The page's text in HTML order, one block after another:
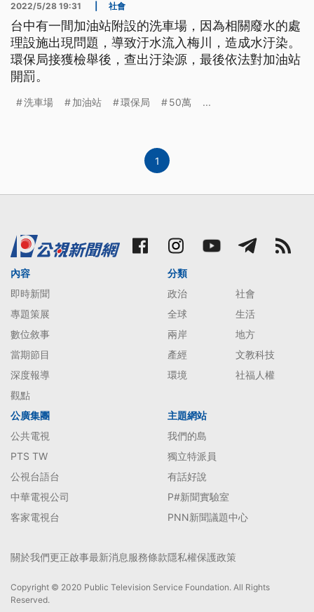
2022/5/28 19:31 社會
台中有一間加油站附設的洗車場，因為相關廢水的處
理設施出現問題，導致汙水流入梅川，造成水汙染。
環保局接獲檢舉後，查出汙染源，最後依法對加油站
開罰。
洗車場 加油站 環保局 50萬 ...
1
內容
即時新聞
專題策展
數位敘事
當期節目
深度報導
觀點
分類
政治
社會
全球
生活
兩岸
地方
產經
文教科技
環境
社福人權
公廣集團
公共電視
PTS TW
公視台語台
中華電視公司
客家電視台
主題網站
我們的島
獨立特派員
有話好說
P#新聞實驗室
PNN新聞議題中心
關於我們更正啟事最新消息服務條款隱私權保護政策
Copyright © 2020 Public Television Service Foundation. All Rights
Reserved.